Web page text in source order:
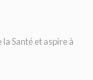
Santé et aspire à